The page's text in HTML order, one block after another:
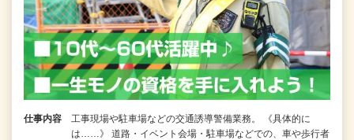
仕事内容
工事現場や駐車場などの交通誘導警備業務。 《具体的に
は……》 道路・イベント会場・駐車場などでの、車や歩行者